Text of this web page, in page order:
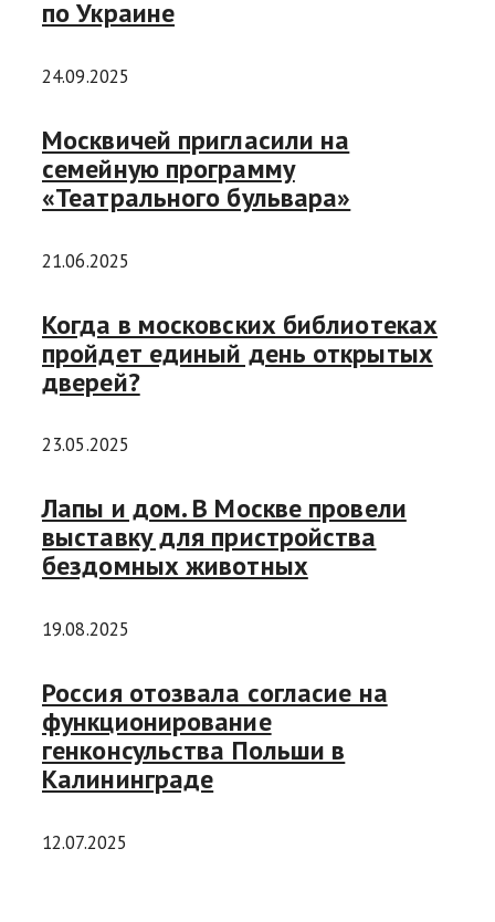
по Украине
24.09.2025
Москвичей пригласили на
семейную программу
«Театрального бульвара»
21.06.2025
Когда в московских библиотеках
пройдет единый день открытых
дверей?
23.05.2025
Лапы и дом. В Москве провели
выставку для пристройства
бездомных животных
19.08.2025
Россия отозвала согласие на
функционирование
генконсульства Польши в
Калининграде
12.07.2025